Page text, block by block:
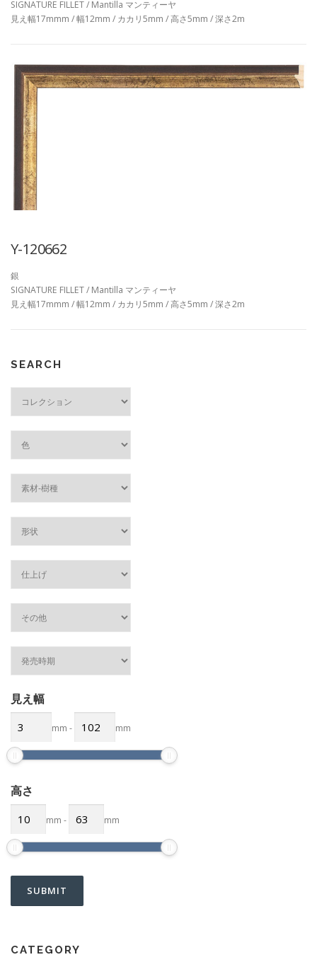
SIGNATURE FILLET / Mantilla マンティーヤ
見え幅17mmm / 幅12mm / カカリ5mm / 高さ5mm / 深さ2m
Y-120662
銀
SIGNATURE FILLET / Mantilla マンティーヤ
見え幅17mmm / 幅12mm / カカリ5mm / 高さ5mm / 深さ2m
SEARCH
見え幅
mm - mm
高さ
mm - mm
CATEGORY